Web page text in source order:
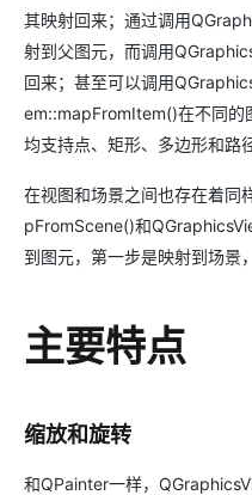
其映射回来；通过调用
射到父图元，而调用
回来；甚至可以调用
em::mapFromItem()在不同的
均支持点、矩形、多边形和路径
在视图和场景之间也存在着同
pFromScene()和
到图元，第一步是映射到场景
主要特点
缩放和旋转
和QPainter一样，